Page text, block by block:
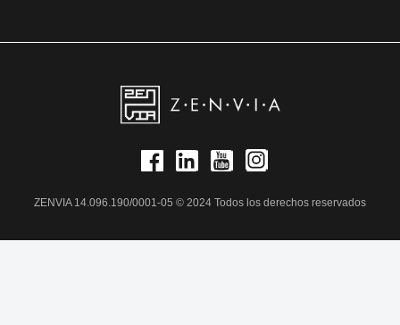
ZENVIA 14.096.190/0001-05 © 2024 Todos los derechos reservados